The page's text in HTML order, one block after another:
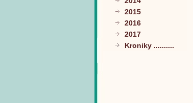
2015
2016
2017
Kroniky ..........